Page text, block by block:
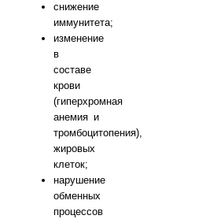
снижение
иммунитета;
изменение
в
составе
крови
(гиперхромная
анемия и
тромбоцитопения),
жировых
клеток;
нарушение
обменных
процессов